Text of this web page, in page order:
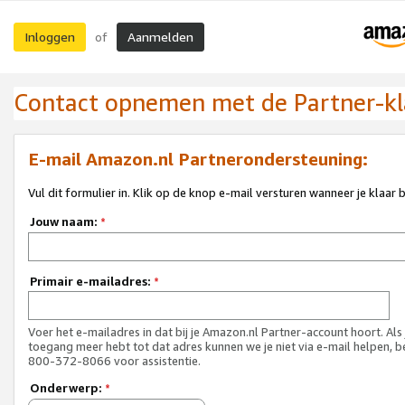
Inloggen of Aanmelden
Contact opnemen met de Partner-
E-mail Amazon.nl Partnerondersteuning:
Vul dit formulier in. Klik op de knop e-mail versturen wanneer je klaar
Jouw naam: *
Primair e-mailadres: *
Voer het e-mailadres in dat bij je Amazon.nl Partner-account hoort. Als
toegang meer hebt tot dat adres kunnen we je niet via e-mail helpen,
800-372-8066 voor assistentie.
Onderwerp: *